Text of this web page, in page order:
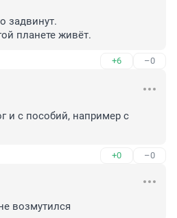
задвинут.
планете живёт.
+6 –0
и с пособий, например с
+0 –0
возмутился